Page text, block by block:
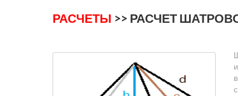
РАСЧЕТЫ >> РАСЧЕТ